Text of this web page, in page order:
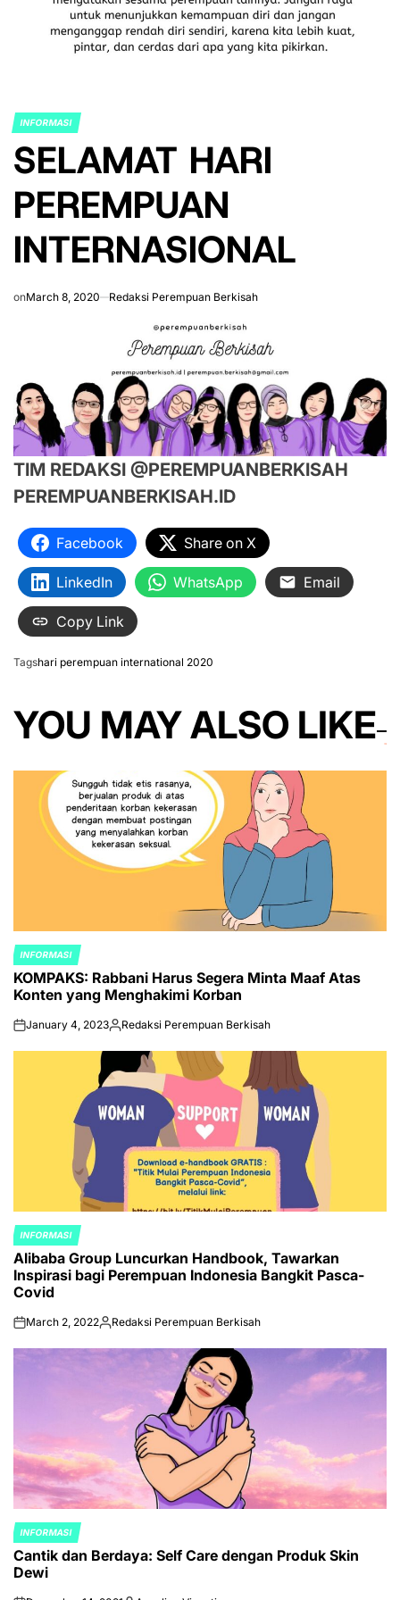
POSTED
IN
INFORMASI
SELAMAT HARI
PEREMPUAN
INTERNASIONAL
onMarch 8, 2020 Redaksi Perempuan Berkisah
TIM REDAKSI @PEREMPUANBERKISAH
PEREMPUANBERKISAH.ID
Facebook Share on X
LinkedIn WhatsApp Email
Copy Link
Tagshari perempuan international 2020
YOU MAY ALSO LIKE
POSTED
IN
INFORMASI
KOMPAKS: Rabbani Harus Segera Minta Maaf Atas
Konten yang Menghakimi Korban
onJanuary 4, 2023Posted
Redaksi Perempuan Berkisah
POSTED
IN
INFORMASI
Alibaba Group Luncurkan Handbook, Tawarkan
Inspirasi bagi Perempuan Indonesia Bangkit Pasca-
Covid
onMarch 2, 2022Posted
Redaksi Perempuan Berkisah
POSTED
IN
INFORMASI
Cantik dan Berdaya: Self Care dengan Produk Skin
Dewi